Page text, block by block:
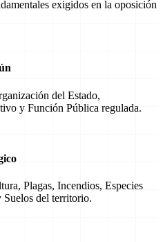
exigidos en la oposición
del Estado,
y Función Pública regulada.
Plagas, Incendios, Especies
Suelos del territorio.